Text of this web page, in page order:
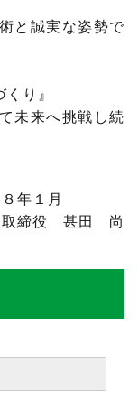
と誠実な姿勢で
り』
未来へ挑戦し続
年１月
取締役 甚田 尚